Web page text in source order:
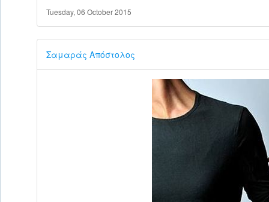
Tuesday, 06 October 2015
Σαμαράς Απόστολος